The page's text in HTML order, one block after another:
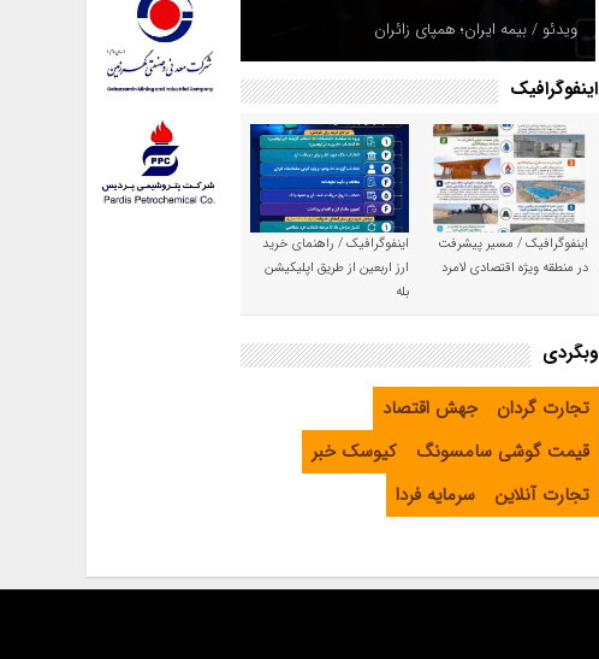
ویدئو / بیمه ایران؛ همپای زائران
اینفوگرافیک
اینفوگرافیک / مسیر پیشرفت
در منطقه ویژه اقتصادی لامرد
اینفوگرافیک / راهنمای خرید
ارز اربعین از طریق اپلیکیشن
بله
وبگردی
تجارت گردان
جهش اقتصاد
قیمت گوشی سامسونگ
کیوسک خبر
تجارت آنلاین
سرمایه فردا